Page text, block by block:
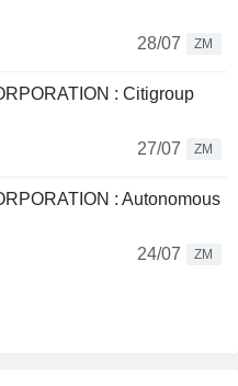
28/07
ZM
: Citigroup
27/07
ZM
: Autonomous
24/07
ZM